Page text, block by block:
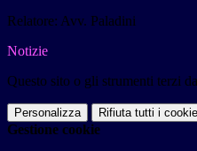
Relatore: Avv. Paladini
Notizie
Questo sito o gli strumenti terzi
Personalizza Rifiuta tutti i
Gestione cookie